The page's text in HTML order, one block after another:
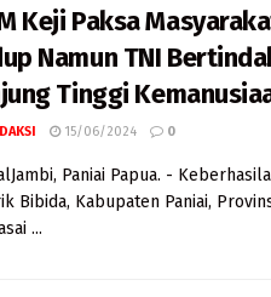
Keji Paksa
Namun TNI
Tinggi
15/06/2024 0
Paniai Papua. -
Bibida, Kabupaten Paniai,
...